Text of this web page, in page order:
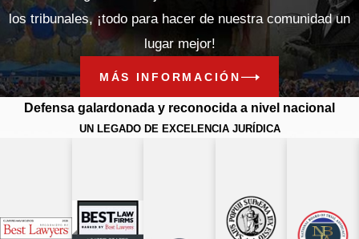
los tribunales, ¡todo para hacer de nuestra comunidad un
lugar mejor!
MÁS INFORMACIÓN
Defensa galardonada y reconocida a nivel nacional
UN LEGADO DE EXCELENCIA JURÍDICA